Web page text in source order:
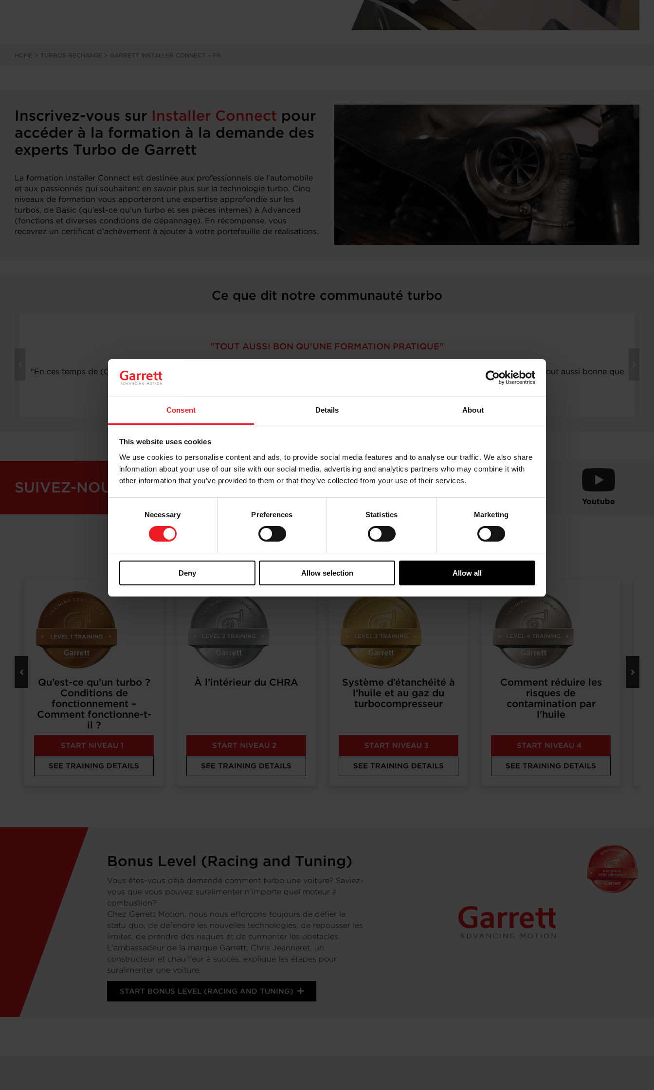
Consent Details About
This website uses cookies
We use cookies to personalise content and ads, to provide social media features and to analyse our traffic. We also share
information about your use of our site with our social media, advertising and analytics partners who may combine it with
other information that you’ve provided to them or that they’ve collected from your use of their services.
Selection
Necessary Preferences Statistics Marketing
Deny Allow selection Allow all
HOME > TURBOS RECHANGE > GARRETT INSTALLER CONNECT – FR
Inscrivez-vous sur Installer Connect pour
accéder à la formation à la demande des
experts Turbo de Garrett
La formation Installer Connect est destinée aux professionnels de l’automobile
et aux passionnés qui souhaitent en savoir plus sur la technologie turbo. Cinq
niveaux de formation vous apporteront une expertise approfondie sur les
turbos, de Basic (qu’est-ce qu’un turbo et ses pièces internes) à Advanced
(fonctions et diverses conditions de dépannage). En récompense, vous
recevrez un certificat d’achèvement à ajouter à votre portefeuille de réalisations.
Ce que dit notre communauté turbo
"TOUT AUSSI BON QU'UNE FORMATION PRATIQUE"
"En ces temps de (COVID), les gens n'aimeraient pas vraiment offrir une formation pratique, mais la formation que vous proposez est tout aussi bonne que
la pratique, en particulier avec les vidéos et être capable de les comprendre, ils ont tellement détail"
SUIVEZ-NOUS
Youtube
Qu’est-ce qu’un turbo ?
Conditions de
fonctionnement –
Comment fonctionne-t-
il ?
START NIVEAU 1
SEE TRAINING DETAILS
À l’intérieur du CHRA
START NIVEAU 2
SEE TRAINING DETAILS
Système d’étanchéité à
l’huile et au gaz du
turbocompresseur
START NIVEAU 3
SEE TRAINING DETAILS
Comment réduire les
risques de
contamination par
l'huile
START NIVEAU 4
SEE TRAINING DETAILS
Bonus Level (Racing and Tuning)
Vous êtes-vous déjà demandé comment turbo une voiture? Saviez-
vous que vous pouvez suralimenter n’importe quel moteur à
combustion?
Chez Garrett Motion, nous nous efforçons toujours de défier le
statu quo, de défendre les nouvelles technologies, de repousser les
limites, de prendre des risques et de surmonter les obstacles.
L’ambassadeur de la marque Garrett, Chris Jeanneret, un
constructeur et chauffeur à succès, explique les étapes pour
suralimenter une voiture.
START BONUS LEVEL (RACING AND TUNING)